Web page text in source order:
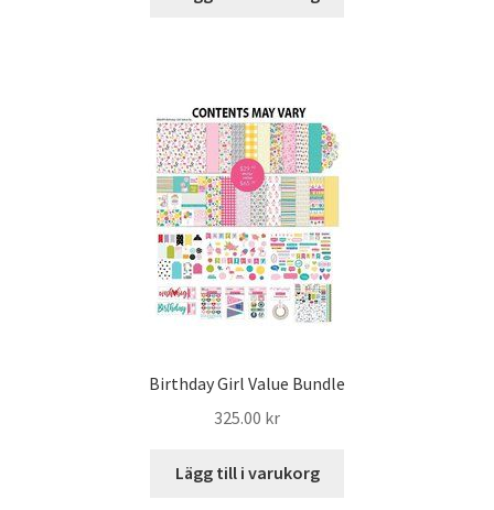
Birthday Girl Value Bundle
325.00 kr
Lägg till i varukorg